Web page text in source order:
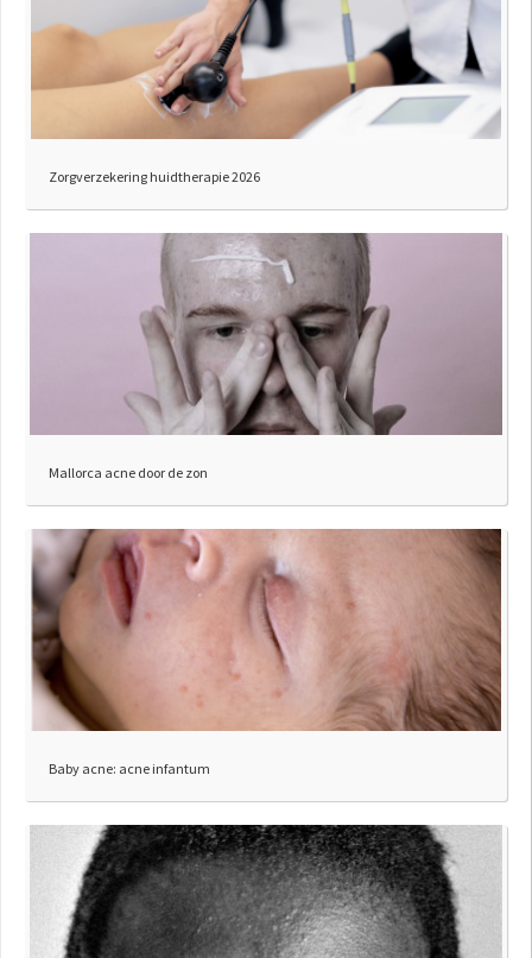
Zorgverzekering huidtherapie 2026
Mallorca acne door de zon
Baby acne: acne infantum